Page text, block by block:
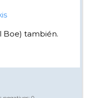
Boe) también.